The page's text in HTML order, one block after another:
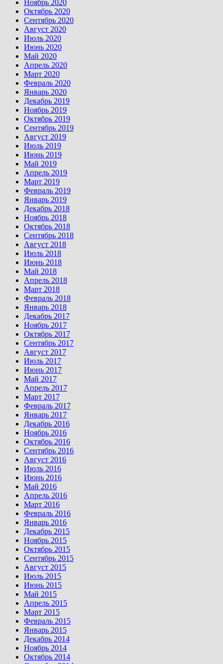
Ноябрь 2020
Октябрь 2020
Сентябрь 2020
Август 2020
Июль 2020
Июнь 2020
Май 2020
Апрель 2020
Март 2020
Февраль 2020
Январь 2020
Декабрь 2019
Ноябрь 2019
Октябрь 2019
Сентябрь 2019
Август 2019
Июль 2019
Июнь 2019
Май 2019
Апрель 2019
Март 2019
Февраль 2019
Январь 2019
Декабрь 2018
Ноябрь 2018
Октябрь 2018
Сентябрь 2018
Август 2018
Июль 2018
Июнь 2018
Май 2018
Апрель 2018
Март 2018
Февраль 2018
Январь 2018
Декабрь 2017
Ноябрь 2017
Октябрь 2017
Сентябрь 2017
Август 2017
Июль 2017
Июнь 2017
Май 2017
Апрель 2017
Март 2017
Февраль 2017
Январь 2017
Декабрь 2016
Ноябрь 2016
Октябрь 2016
Сентябрь 2016
Август 2016
Июль 2016
Июнь 2016
Май 2016
Апрель 2016
Март 2016
Февраль 2016
Январь 2016
Декабрь 2015
Ноябрь 2015
Октябрь 2015
Сентябрь 2015
Август 2015
Июль 2015
Июнь 2015
Май 2015
Апрель 2015
Март 2015
Февраль 2015
Январь 2015
Декабрь 2014
Ноябрь 2014
Октябрь 2014